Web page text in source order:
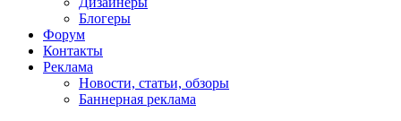
Блогеры
Форум
Контакты
Реклама
Новости, статьи, обзоры
Баннерная реклама